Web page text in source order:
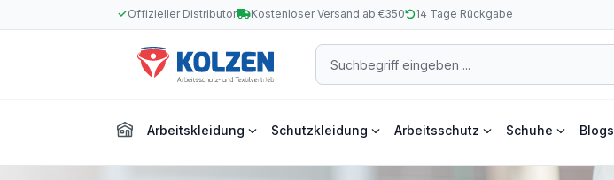
Hauptinhalt springen
Zur Suche springen
Zur Hauptnavigation springen
Offizieller Distributor Kostenloser Versand ab €350 14 Tage Rückgabe
Arbeitskleidung Schutzkleidung Arbeitsschutz Schuhe Blogs